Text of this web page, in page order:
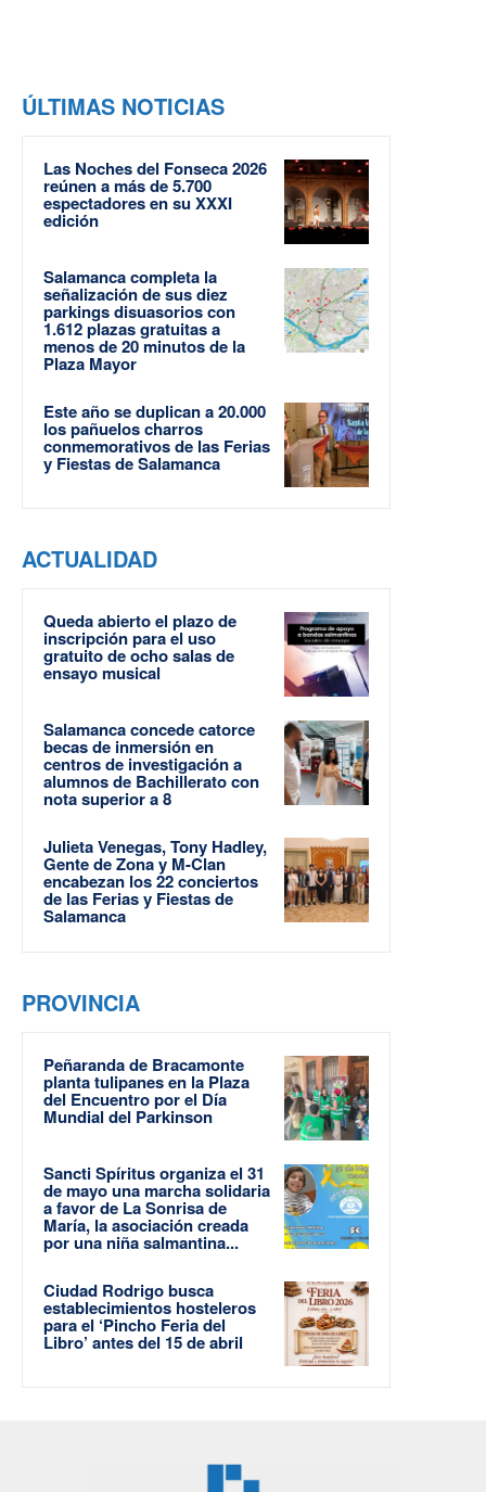
ÚLTIMAS NOTICIAS
Las Noches del Fonseca 2026
reúnen a más de 5.700
espectadores en su XXXI
edición
Salamanca completa la
señalización de sus diez
parkings disuasorios con
1.612 plazas gratuitas a
menos de 20 minutos de la
Plaza Mayor
Este año se duplican a 20.000
los pañuelos charros
conmemorativos de las Ferias
y Fiestas de Salamanca
ACTUALIDAD
Queda abierto el plazo de
inscripción para el uso
gratuito de ocho salas de
ensayo musical
Salamanca concede catorce
becas de inmersión en
centros de investigación a
alumnos de Bachillerato con
nota superior a 8
Julieta Venegas, Tony Hadley,
Gente de Zona y M-Clan
encabezan los 22 conciertos
de las Ferias y Fiestas de
Salamanca
PROVINCIA
Peñaranda de Bracamonte
planta tulipanes en la Plaza
del Encuentro por el Día
Mundial del Parkinson
Sancti Spíritus organiza el 31
de mayo una marcha solidaria
a favor de La Sonrisa de
María, la asociación creada
por una niña salmantina...
Ciudad Rodrigo busca
establecimientos hosteleros
para el ‘Pincho Feria del
Libro’ antes del 15 de abril